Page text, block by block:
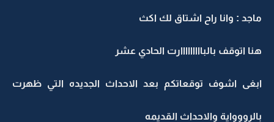
ماجد : وانا راح اشتاق لك اكث
هنا اتوقف بالبااااااااارت الحادي عشر
ابغى اشوف توقعاتكم بعد الاحداث الجديده التي ظهرت
بالرووواية والاحداث القديمه